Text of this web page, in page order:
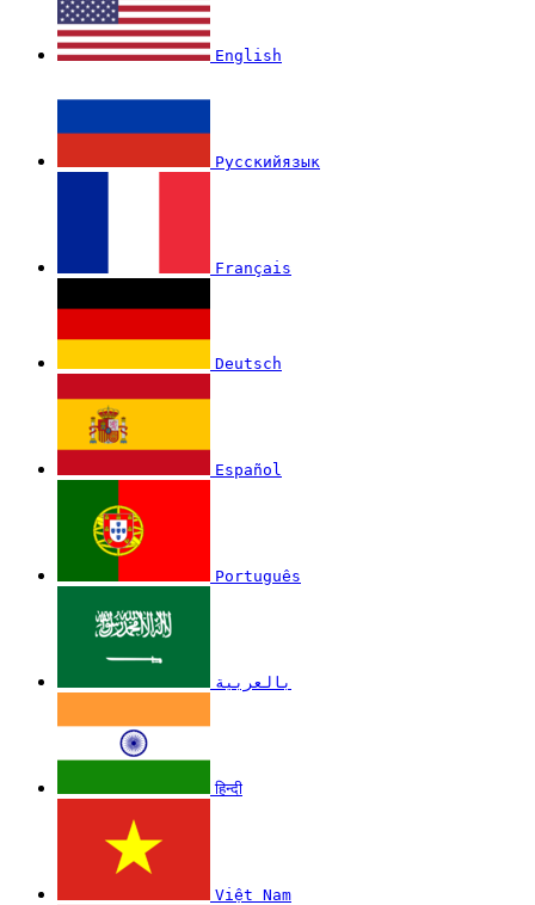
English
Русскийязык
Français
Deutsch
Español
Português
بالعربية
हिन्दी
Việt Nam